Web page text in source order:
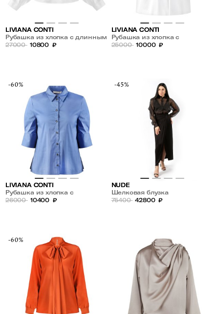
LIVIANA CONTI
Рубашка из хлопка с длинным
рукавом
27000 10800 ₽
LIVIANA CONTI
Рубашка из хлопка с
драпировкой по горловине
25000 10000 ₽
-60%
LIVIANA CONTI
Рубашка из хлопка с
разрезами
26000 10400 ₽
-45%
NUDE
Шелковая блузка
75400 42800 ₽
-60%